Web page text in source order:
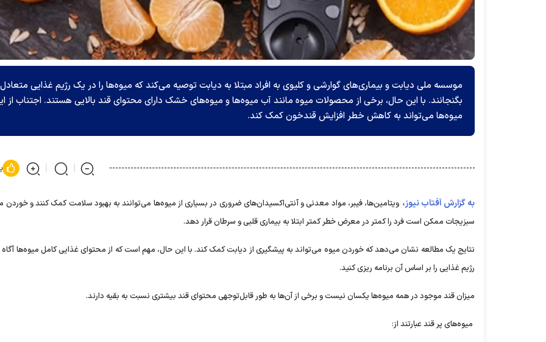
موسسه ملی دیابت و بیماری‌های گوارشی و کلیوی به افراد مبتلا به دیابت توصیه می‌کند که میوه‌ها را در یک رژیم غذایی متعادل
بگنجانند. با این حال، برخی از محصولات میوه مانند آب میوه‌ها و میوه‌های خشک دارای محتوای قند بالایی هستند. اجتناب از
میوه‌ها می‌تواند به کاهش خطر افزایش قندخون کمک کند.
به گزارش آفتاب نیوز، ویتامین‌ها، فیبر، مواد معدنی و آنتی‌اکسیدان‌های ضروری در بسیاری از میوه‌ها می‌توانند به بهبود سلامت کمک کنند و خوردن
سبزیجات ممکن است فرد را کمتر در معرض خطر کمتر ابتلا به بیماری قلبی و سرطان قرار دهد.
نتایج یک مطالعه نشان می‌دهد که خوردن میوه می‌تواند به پیشگیری از دیابت کمک کند. با این حال، مهم است که از محتوای غذایی کامل میوه‌ها آگاه
رژیم غذایی را بر اساس آن برنامه ریزی کنید.
میزان قند موجود در همه میوه‌ها یکسان نیست و برخی از آن‌ها به طور قابل‌توجهی محتوای قند بیشتری نسبت به بقیه دارند.
میوه‌های پر قند عبارتند از: